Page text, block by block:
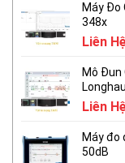
Máy Đo
348x
Liên Hệ
Mô Đun
Longhaul
Liên Hệ
Máy đo
50dB